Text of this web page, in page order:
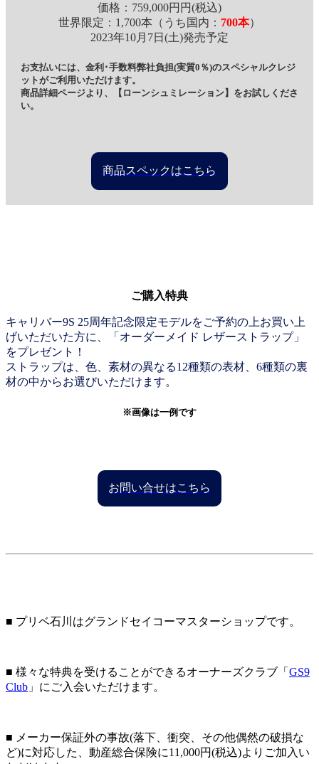
価格：759,000円円(税込)
世界限定：1,700本（うち国内： 700本）
2023年10月7日(土)発売予定
お支払いには、金利･手数料弊社負担(実質0％)のスペシャルクレジ
ットがご利用いただけます。
商品詳細ページより、【ローンシュミレーション】をお試しくださ
い。
商品スペックはこちら
ご購入特典
キャリバー9S 25周年記念限定モデルをご予約の上お買い上
げいただいた方に、「オーダーメイド レザーストラップ」
をプレゼント！
ストラップは、色、素材の異なる12種類の表材、6種類の裏
材の中からお選びいただけます。
※画像は一例です
お問い合せはこちら
■ プリベ石川はグランドセイコーマスターショップです。
■ 様々な特典を受けることができるオーナーズクラブ「 GS9
Club 」にご入会いただけます。
■ メーカー保証外の事故(落下、衝突、その他偶然の破損な
ど)に対応した、動産総合保険に11,000円(税込)よりご加入い